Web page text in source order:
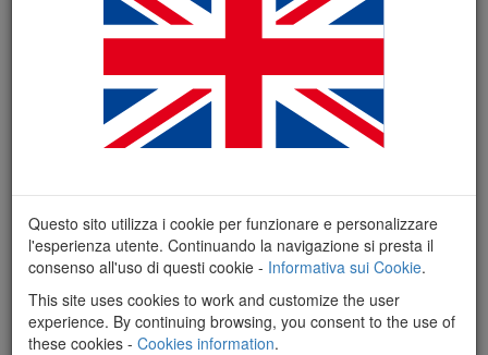
Questo sito utilizza i cookie per funzionare e personalizzare
l'esperienza utente. Continuando la navigazione si presta il
consenso all'uso di questi cookie - Informativa sui Cookie.
This site uses cookies to work and customize the user
experience. By continuing browsing, you consent to the use of
these cookies - Cookies information.